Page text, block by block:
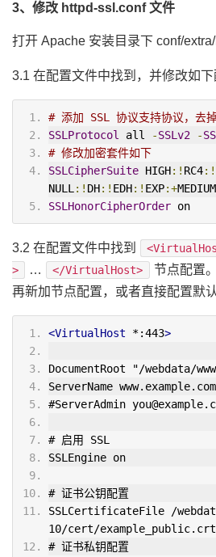
3、修改 httpd-ssl.conf 文件
打开 Apache 安装目录下 conf/extra/
3.1 在配置文件中找到，并修改如下
# 添加 SSL 协议支持协议，去
SSLProtocol
all -SSLv2 -
# 修改加密套件如下
SSLCipherSuite HIGH:! RC4:!
NULL :! DH:! EDH:! EXP:+MEDIUM
SSLHonorCipherOrder on
3.2 在配置文件中找到
>
… </VirtualHost>
节点配置
再新加节点配置，或者直接配置默
<VirtualHost *:443>
DocumentRoot "/webdata/
ServerName
#ServerAdmin
# 启用 SSL
SSLEngine on
# 证书公钥配置
SSLCertificateFile /
10/cert/example_public.crt
# 证书私钥配置